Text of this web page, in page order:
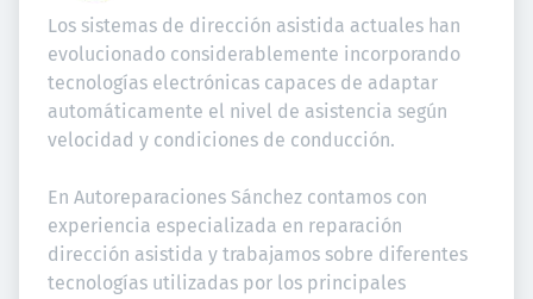
Los sistemas de dirección asistida actuales han
evolucionado considerablemente incorporando
tecnologías electrónicas capaces de adaptar
automáticamente el nivel de asistencia según
velocidad y condiciones de conducción.
En Autoreparaciones Sánchez contamos con
experiencia especializada en reparación
dirección asistida y trabajamos sobre diferentes
tecnologías utilizadas por los principales